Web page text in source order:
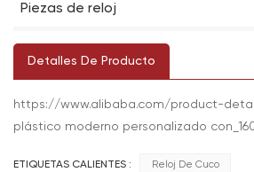
Piezas de reloj
Detalles De Producto
https://www.alibaba.com/product-
plástico moderno personalizado
ETIQUETAS CALIENTES : Reloj De Cuco